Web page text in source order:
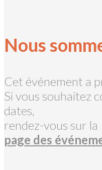
Nous
Cet événement a
Si vous souhaitez
dates,
rendez-vous sur la
page des